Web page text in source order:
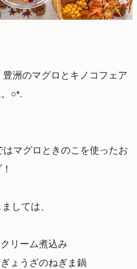
洲のマグロとキノコフェア
○*.
マグロときのこを使ったお
しては、
リーム煮込み
ょうざのねぎま鍋